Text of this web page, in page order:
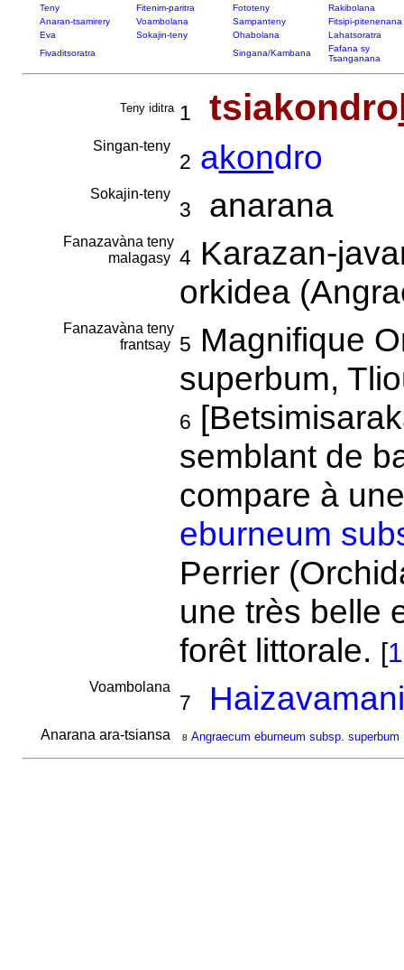
Teny Fitenim-paritra Fototeny
Rakibolana
Anaran-tsamirery
Voambolana Sampanteny
Fitsipi-pitenenana
Eva
Sokajin-teny Ohabolana
Lahatsoratra
Fivaditsoratra
Singana/Kambana
Fafana sy
Tsanganana
Teny iditra 1 tsiakondro
Singan-teny
2 akondro
Sokajin-teny
3 anarana
Fanazavàna teny
malagasy 4Karazan-
orkidea
Fanazavàna teny
frantsay
5 Magnifique
superbum,
6
semblant de
compare à
eburneum
Perrier
une très belle
forêt littorale. [
Voambolana
7
Anarana ara-tsiansa 8 Angraecum eburneum subsp. superbum